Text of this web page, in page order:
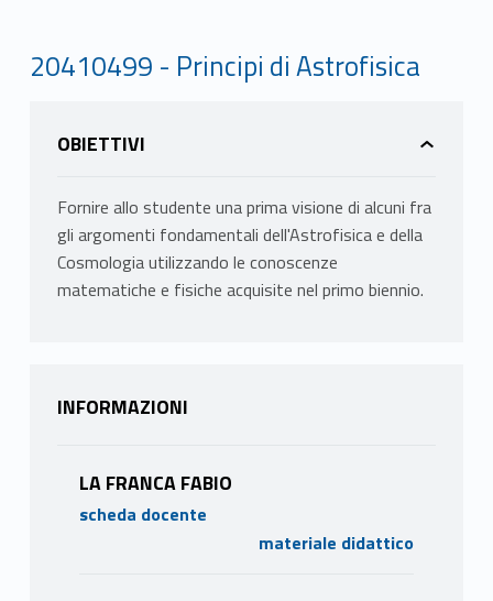
20410499 - Principi di Astrofisica
OBIETTIVI
Fornire allo studente una prima visione di alcuni fra
gli argomenti fondamentali dell'Astrofisica e della
Cosmologia utilizzando le conoscenze
matematiche e fisiche acquisite nel primo biennio.
INFORMAZIONI
LA FRANCA FABIO
scheda docente
materiale didattico